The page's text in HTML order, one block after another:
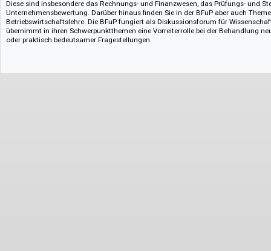
Die BFuP ist eine der traditionsreichsten deutschsprachigen
Gebiet der Betriebswirtschaftslehre und als solche im Social Sciences
sich gleichermaßen an Theoretiker wie Praktiker.
Unternehmensbewertung. Darüber hinaus finden Sie in der BFuP aber